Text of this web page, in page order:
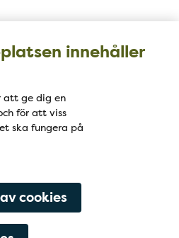
innehåller
att ge dig en
för att viss
ska fungera på
cookies